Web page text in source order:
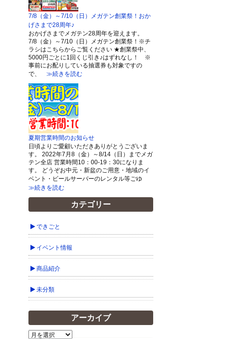
7/8（金）～7/10（日）メガテン創業祭！おか
げさまで28周年♪
おかげさまでメガテン28周年を迎えます。
7/8（金）～7/10（日）メガテン創業祭！※チ
ラシはこちらからご覧ください ★創業祭中、
5000円ごとに1回くじ引き♪はずれなし！ ※
事前にお配りしている抽選券も対象ですの
で、
≫続きを読む
夏期営業時間のお知らせ
日頃よりご愛顧いただきありがとうございま
す。 2022年7月8（金）～8/14（日）までメガ
テン全店 営業時間10：00-19：30になりま
す。 どうぞお中元・新盆のご用意・地域のイ
ベント・ビールサーバーのレンタル等ごゆ
≫続きを読む
カテゴリー
できごと
イベント情報
商品紹介
未分類
アーカイブ
ア